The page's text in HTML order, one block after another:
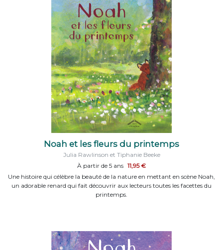
Noah et les fleurs du printemps
Julia Rawlinson et Tiphanie Beeke
À partir de 5 ans 11,95 €
Une histoire qui célèbre la beauté de la nature en mettant en scène Noah,
un adorable renard qui fait découvrir aux lecteurs toutes les facettes du
printemps.